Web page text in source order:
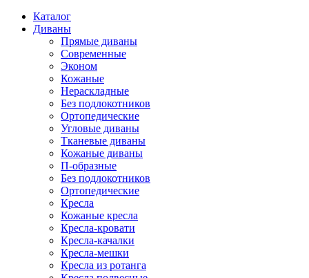
Каталог
Диваны
Прямые диваны
Современные
Эконом
Кожаные
Нераскладные
Без подлокотников
Ортопедические
Угловые диваны
Тканевые диваны
Кожаные диваны
П-образные
Без подлокотников
Ортопедические
Кресла
Кожаные кресла
Кресла-кровати
Кресла-качалки
Кресла-мешки
Кресла из ротанга